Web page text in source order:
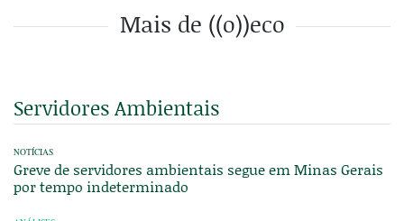
Mais de ((o))eco
Servidores Ambientais
NOTÍCIAS
Greve de servidores ambientais segue em Minas Gerais
por tempo indeterminado